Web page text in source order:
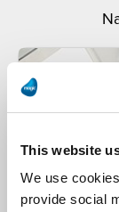
This website
We use
provide social